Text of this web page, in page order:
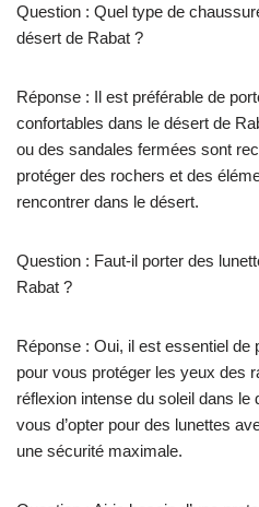
Question : Quel type de
désert de Rabat ?
Réponse : Il est préférable de
confortables dans le désert de
ou des sandales fermées sont
protéger des rochers et des
rencontrer dans le désert.
Question : Faut-il porter des
Rabat ?
Réponse : Oui, il est essentiel de
pour vous protéger les yeux des
réflexion intense du soleil dans
vous d’opter pour des lunettes
une sécurité maximale.